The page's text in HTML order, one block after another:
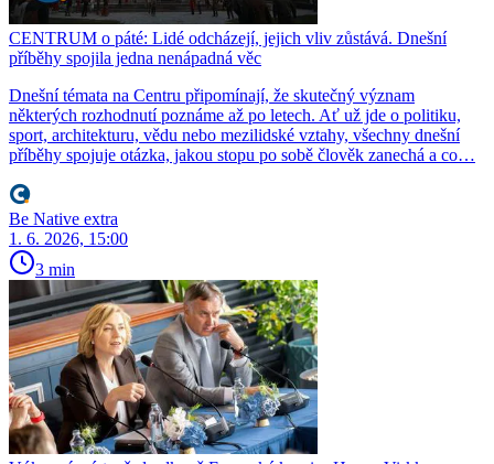
CENTRUM o páté: Lidé odcházejí, jejich vliv zůstává. Dnešní
příběhy spojila jedna nenápadná věc
Dnešní témata na Centru připomínají, že skutečný význam
některých rozhodnutí poznáme až po letech. Ať už jde o politiku,
sport, architekturu, vědu nebo mezilidské vztahy, všechny dnešní
příběhy spojuje otázka, jakou stopu po sobě člověk zanechá a co…
Be Native extra
1. 6. 2026, 15:00
3 min